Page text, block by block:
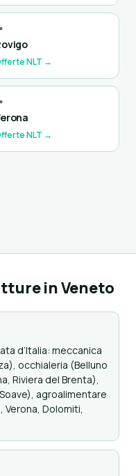
NLT →
NLT →
in Veneto
d’Italia: meccanica
occhialeria (Belluno
Riviera del Brenta),
agroalimentare
Verona, Dolomiti,